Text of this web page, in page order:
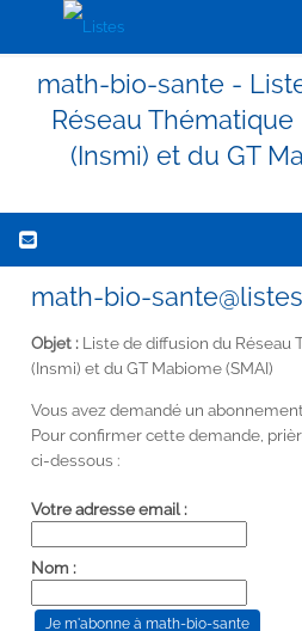
math-bio-sante -
Réseau
(Insmi) et du GT
math-bio-
Objet : Liste de diffusion du Réseau
(Insmi) et du GT Mabiome (SMAI)
Vous avez demandé un
Pour confirmer cette demande,
ci-dessous :
Votre adresse email :
Nom :